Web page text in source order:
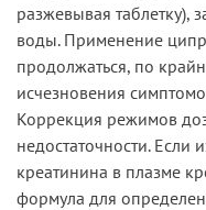
разжевывая таблетку),
воды. Применение
продолжаться, по
исчезновения
Коррекция режимов
недостаточности. Если
креатинина в плазме
формула для